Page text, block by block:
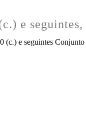
e
e seguintes